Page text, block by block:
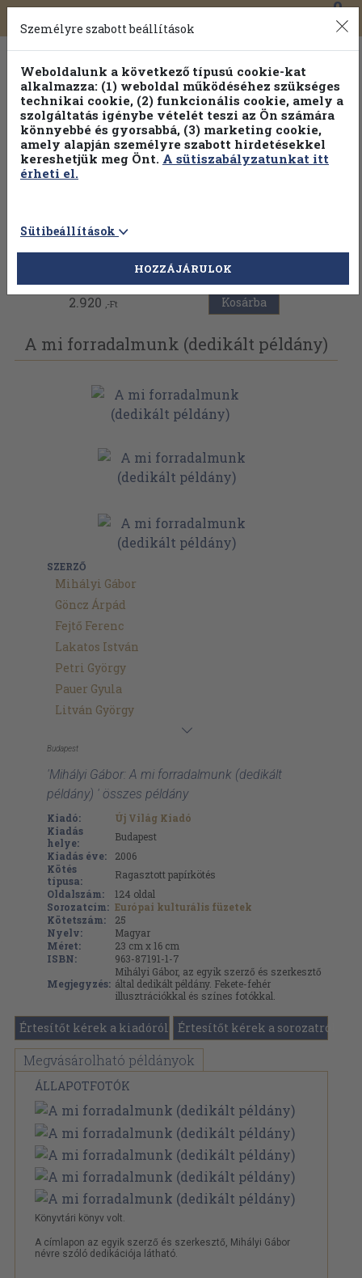
Toggle
navigation
0
Vissza az előző oldalra
2.920 ,-Ft Kosárba
A mi forradalmunk (dedikált példány)
SZERZŐ
Mihályi Gábor
Göncz Árpád
Fejtő Ferenc
Lakatos István
Petri György
Pauer Gyula
Litván György
Budapest
'Mihályi Gábor: A mi forradalmunk (dedikált
példány) ' összes példány
Kiadó:
Új Világ Kiadó
Kiadás
helye:
Budapest
Kiadás éve:
2006
Kötés
típusa:
Ragasztott papírkötés
Oldalszám:
124 oldal
Sorozatcím: Európai kulturális füzetek
Kötetszám:
25
Nyelv:
Magyar
Méret:
23 cm x 16 cm
ISBN:
963-87191-1-7
Megjegyzés:
Mihályi Gábor, az egyik szerző és szerkesztő
által dedikált példány. Fekete-fehér
illusztrációkkal és színes fotókkal.
Értesítőt kérek a kiadóról Értesítőt kérek a sorozatról
Megvásárolható példányok
ÁLLAPOTFOTÓK
Könyvtári könyv volt.
A címlapon az egyik szerző és szerkesztő, Mihályi Gábor
névre szóló dedikációja látható.
Személyre szabott beállítások
Weboldalunk a következő típusú cookie-kat
alkalmazza: (1) weboldal működéséhez szükséges
technikai cookie, (2) funkcionális cookie, amely a
szolgáltatás igénybe vételét teszi az Ön számára
könnyebbé és gyorsabbá, (3) marketing cookie,
amely alapján személyre szabott hirdetésekkel
kereshetjük meg Önt. A sütiszabályzatunkat itt
érheti el.
Sütibeállítások
HOZZÁJÁRULOK